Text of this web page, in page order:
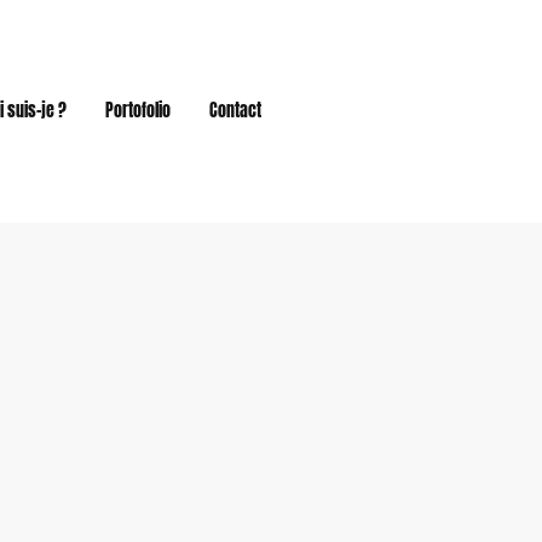
suis-je ? Portofolio Contact